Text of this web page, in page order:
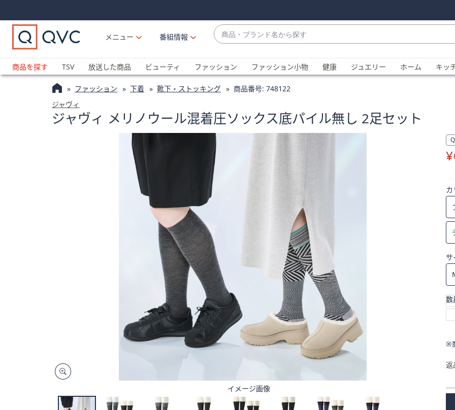
Links
Links2
メニュー
番組情報
商
品・
ラ
ン
ド
か
ら
探
す
補
が
利
可
能
な
場
合、
上
ー
ま
た
は
タ
ッ
チ
デ
バ
で
商品を探す TSV 放送した商品 ビューティ ファッション ファッション小物 健康 ジュエリー ホーム キッ
ファッション 下着 靴下・ストッキング 商品番号: 748122
ジャヴィ
ジャヴィ メリノウール混着圧ソックス底パイル無し 2足セット
イメージ画像
サ
数
※
返